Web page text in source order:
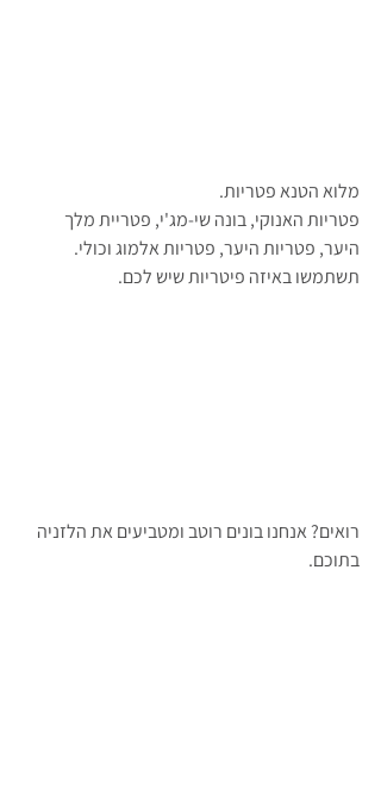
מלוא הטנא פטריות.
פטריות האנוקי, בונה שי-מג'י, פטריית מלך
היער, פטריות היער, פטריות אלמוג וכולי.
תשתמשו באיזה פיטריות שיש לכם.
רואים? אנחנו בונים רוטב ומטביעים את הלזניה
בתוכם.